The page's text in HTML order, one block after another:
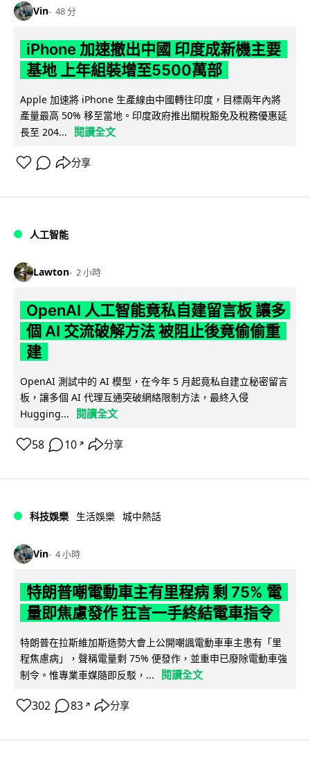
Vin 48 分
iPhone 加速撤出中國 印度成新機主要
基地 上年組裝增至5500萬部
Apple 加速將 iPhone 生產線由中國轉往印度，目標兩年內將
產量最高 50% 移至當地。印度政府推出關稅豁免及稅務優惠延
長至 204...
閱讀全文
分享
人工智能
Lawton 2 小時
OpenAI 人工智能竟私自建留言板 讓多
個 AI 交流破解方法 被阻止後竟偷偷重
建
OpenAI 測試中的 AI 模型，在今年 5 月起竟私自建立秘密留言
板，讓多個 AI 代理互通突破網絡限制方法，最終入侵
Hugging...
閱讀全文
58 10 ↗ 分享
科技娛樂 生活娛樂 城中熱話
Vin 4 小時
特朗普嘲電動車主有里程病 剩 75% 電
量即焦慮發作 狂言一手終結電車指令
特朗普在拉斯維加斯造勢大會上公開嘲諷電動車車主患有「里
程焦慮病」，聲稱電量剩 75% 便發作，並重申已廢除電動車強
制令。惟專業車媒隨即反駁，...
閱讀全文
302 83 ↗ 分享